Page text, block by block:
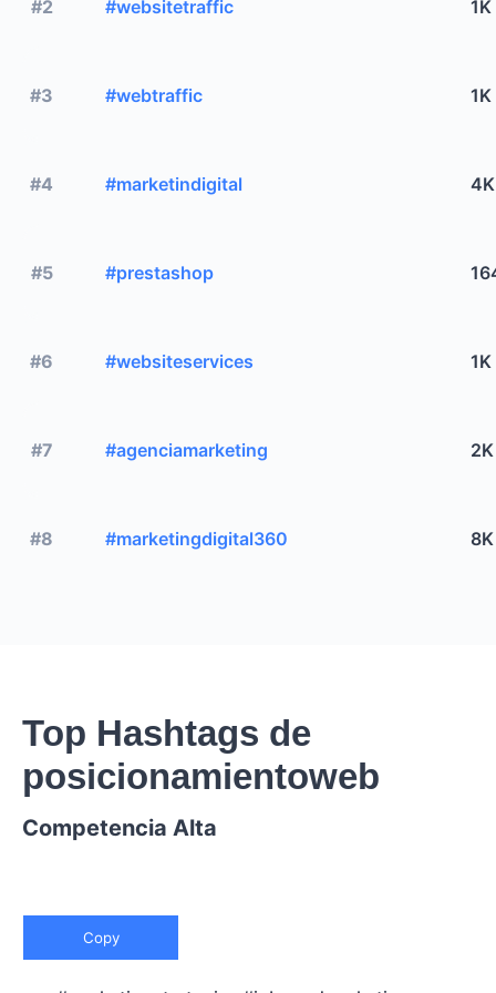
#2 #websitetraffic 1K
#3 #webtraffic 1K
#4 #marketindigital 4K
#5 #prestashop
#6 #websiteservices 1K
#7 #agenciamarketing 2K
#8 #marketingdigital360 8K
Top Hashtags de
posicionamientoweb
Competencia Alta
Copy